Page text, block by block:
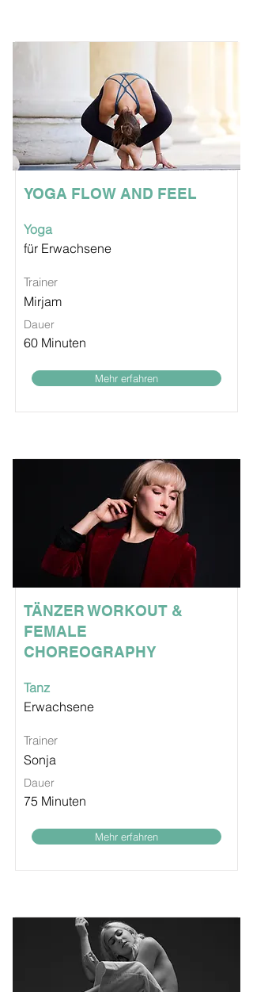
YOGA FLOW AND FEEL
Yoga
für Erwachsene
Trainer
Mirjam
Dauer
60 Minuten
Mehr erfahren
TÄNZER WORKOUT &
FEMALE
CHOREOGRAPHY
Tanz
Erwachsene
Trainer
Sonja
Dauer
75 Minuten
Mehr erfahren